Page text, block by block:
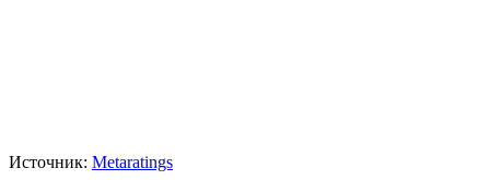
Источник: Metaratings